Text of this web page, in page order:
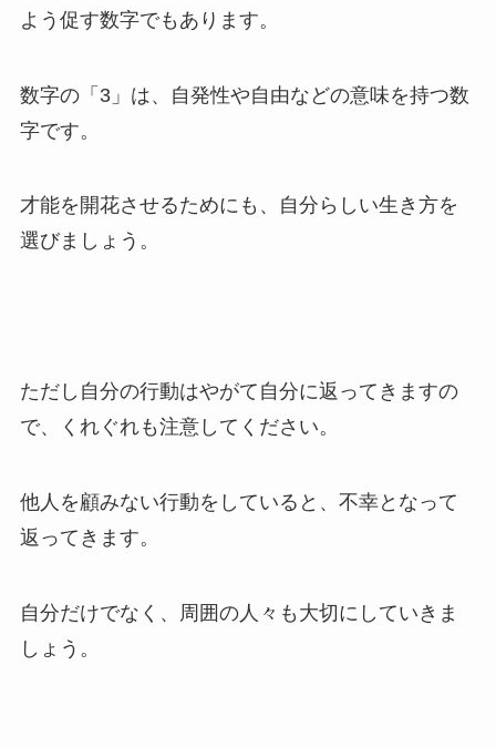
よう促す数字でもあります。
数字の「3」は、自発性や自由などの意味を持つ数
字です。
才能を開花させるためにも、自分らしい生き方を
選びましょう。
ただし自分の行動はやがて自分に返ってきますの
で、くれぐれも注意してください。
他人を顧みない行動をしていると、不幸となって
返ってきます。
自分だけでなく、周囲の人々も大切にしていきま
しょう。